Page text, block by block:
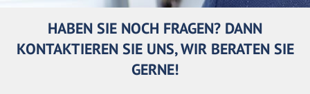
HABEN SIE NOCH FRAGEN? DANN
KONTAKTIEREN SIE UNS, WIR BERATEN SIE
GERNE!